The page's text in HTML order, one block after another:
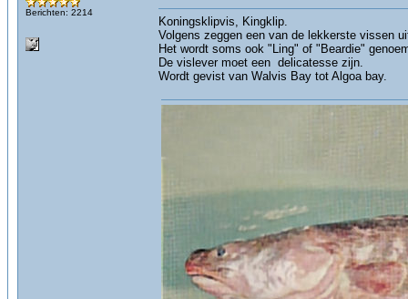
Berichten: 2214
Koningsklipvis, Kingklip.
Volgens zeggen een van de lekkerste vissen
Het wordt soms ook "Ling" of "Beardie"
De vislever moet een delicatesse zijn.
Wordt gevist van Walvis Bay tot Algoa bay.